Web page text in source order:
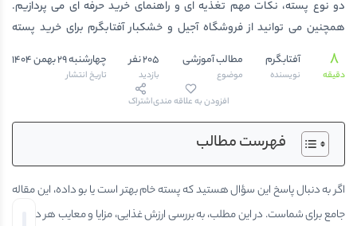
دو نوع پسته، نکات مهم تغذیه ای و راهنمای خرید حرفه ای می پردازیم.
همچنین می توانید از فروشگاه آجیل و خشکبار آفتابگرم برای خرید پسته
باکیفیت اقدام کنید و از تجربه خرید مطمئن لذت ببرید.پسته: معرفی، تاریخچه
و اهمیت آن در تغذیهپسته یکی از مغزهای محبوب و پرطرفدار جهان است و
سابقه مصرف آن به هزاران سال پیش بازمی گردد. در طول تاریخ، این مغز کوچک
حتی غذاهای سنتی ایرانی و بین المللی استفاده شده است. در ایران، پسته یکی
از محبوب […]
8
دقیقه
آفتابگرم
نویسنده
مطالب آموزشی
موضوع
205 نفر
بازدید
چهارشنبه 29 بهمن 1404
تاریخ انتشار
افزودن به علاقه مندیاشتراک
فهرست مطالب
اگر به دنبال پاسخ این سؤال هستید که پسته خام بهتر است یا بو داده، این مقاله
جامع برای شماست. در این مطلب، به بررسی ارزش غذایی، مزایا و معایب هر دو نوع